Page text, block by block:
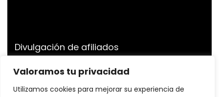
Valoramos tu privacidad
Utilizamos cookies para mejorar su experiencia de
Divulgación de afiliados
Divulgación:Somos participantes del Programa de
Asociados de Amazon Services LLC, un programa de
publicidad de afiliados diseñado para proporcionarnos